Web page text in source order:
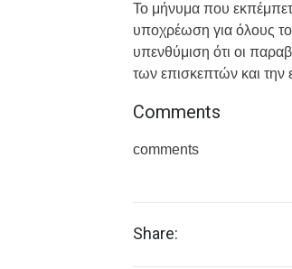
Το μήνυμα που
υποχρέωση για όλους
υπενθύμιση ότι οι
των επισκεπτών και την
Comments
comments
Share: